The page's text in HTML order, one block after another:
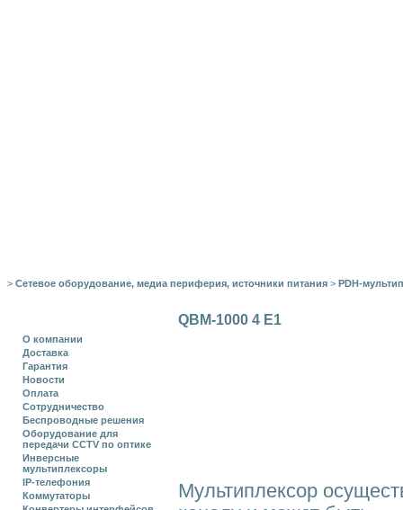
> Сетевое оборудование, медиа периферия, источники питания > PDH-
О компании
Доставка
Гарантия
Новости
Оплата
Сотрудничество
Беспроводные решения
Оборудование для
передачи CCTV по оптике
Инверсные
мультиплексоры
IP-телефония
Коммутаторы
QBM-1000 4 Е1
Мультиплексор